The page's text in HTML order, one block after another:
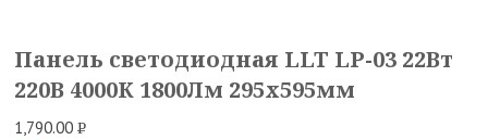
Панель светодиодная LLT LP-03 22Вт
220В 4000К 1800Лм 295х595мм
1,790.00Р